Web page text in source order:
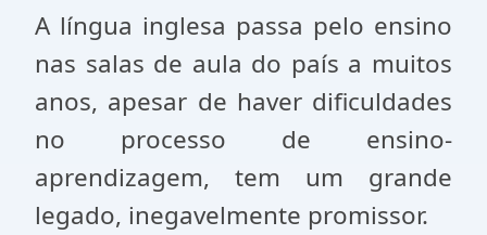
A língua inglesa passa pelo ensino
nas salas de aula do país a muitos
anos, apesar de haver dificuldades
no processo de ensino-
aprendizagem, tem um grande
legado, inegavelmente promissor.